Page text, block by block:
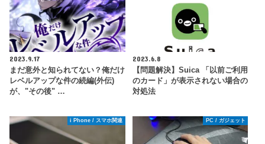
2023.9.17
まだ意外と知られてない？俺だけ
レベルアップな件の続編(外伝)
が、"その後" …
2023.6.8
【問題解決】Suica 「以前ご利用
のカード」が表示されない場合の
対処法
i Phone / スマホ関連 PC / ガジェット